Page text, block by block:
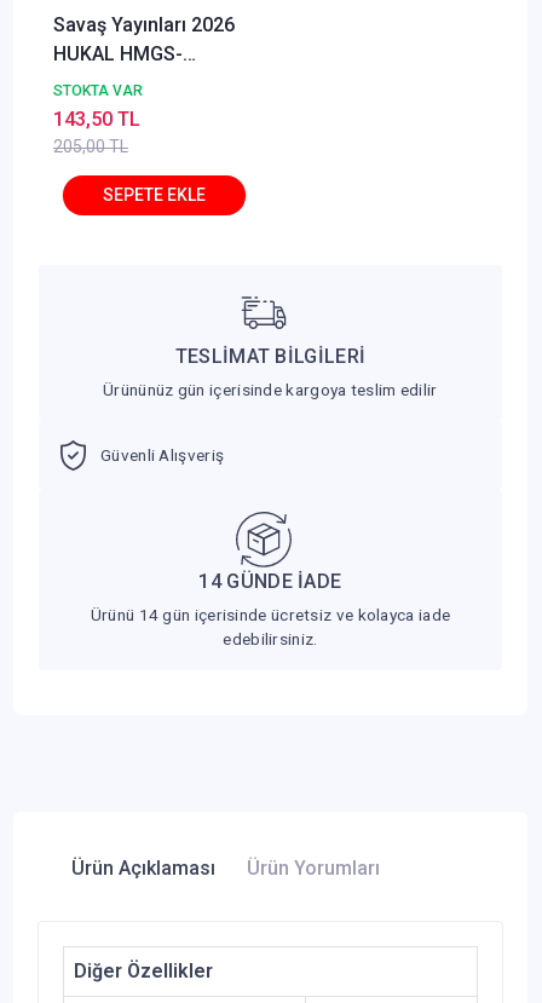
Savaş Yayınları 2026
HUKAL HMGS-
Hakimlik Derece
Borçlar Hukuku Genel
Hükümler Soru
Bankası Özgür Özsoy
STOKTA VAR
205,00 TL
143,50 TL
TESLİMAT BİLGİLERİ
Ürününüz gün içerisinde kargoya teslim edilir
Güvenli Alışveriş
14 GÜNDE İADE
Ürünü 14 gün içerisinde ücretsiz ve kolayca iade
edebilirsiniz.
Ürün Açıklaması Ürün Yorumları
Diğer Özellikler